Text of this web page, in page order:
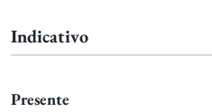
Indicativo
Presente